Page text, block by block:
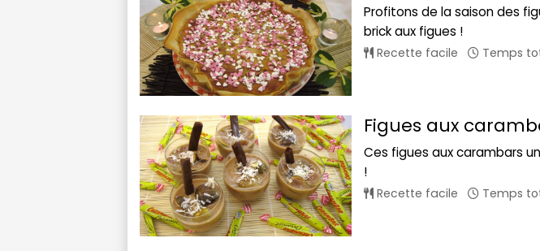
Profitons de la saison des
brick aux figues !
Recette facile Temps
Figues aux
Ces figues aux carambars
!
Recette facile Temps